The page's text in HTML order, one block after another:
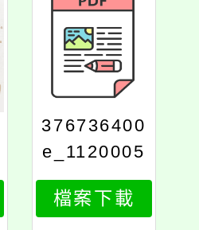
376736400
e_1120005
809_print
檔案下載